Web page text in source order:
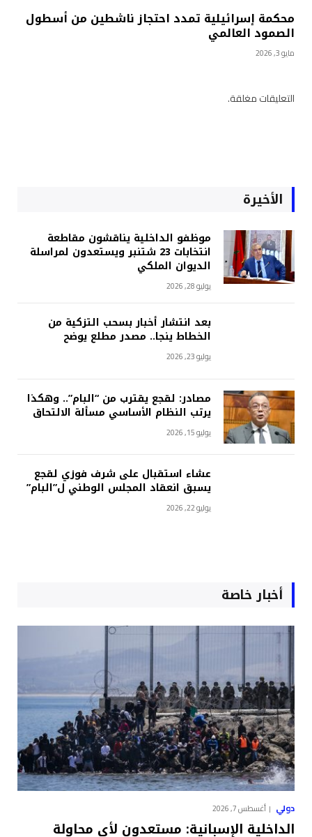
محكمة إسرائيلية تمدد احتجاز ناشطين من أسطول
الصمود العالمي
مايو 3, 2026
التعليقات مغلقة.
الأخيرة
موظفو الداخلية يناقشون مقاطعة
انتخابات 23 شتنبر ويستعدون لمراسلة
الديوان الملكي
يوليو 28, 2026
بعد انتشار أخبار بسحب التزكية من
الخطاط ينجا.. مصدر مطلع يوضح
يوليو 23, 2026
مصادر: لقجع يقترب من “البام”.. وهكذا
يرتب النظام الأساسي مسألة الالتحاق
يوليو 15, 2026
عشاء استقبال على شرف فوزي لقجع
يسبق انعقاد المجلس الوطني ل”البام”
يوليو 22, 2026
أخبار خاصة
دولي أغسطس 7, 2026
الداخلية الإسبانية: مستعدون لأي محاولة